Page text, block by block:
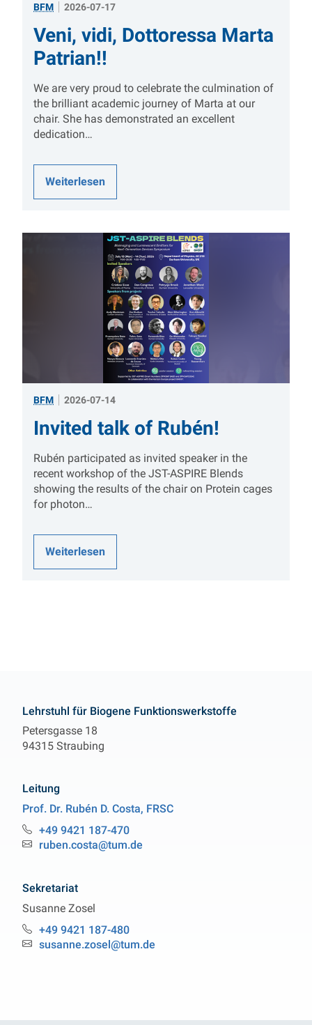
BFM 2026-07-17
Veni, vidi, Dottoressa Marta
Patrian!!
We are very proud to celebrate the culmination of
the brilliant academic journey of Marta at our
chair. She has demonstrated an excellent
dedication…
Weiterlesen
BFM 2026-07-14
Invited talk of Rubén!
Rubén participated as invited speaker in the
recent workshop of the JST-ASPIRE Blends
showing the results of the chair on Protein cages
for photon…
Weiterlesen
Lehrstuhl für Biogene Funktionswerkstoffe
Petersgasse 18
94315 Straubing
Leitung
Prof. Dr. Rubén D. Costa, FRSC
Lehrstuhl für Biogene Funktionswerkstoffe
Telefon:
+49 9421 187-470
Email:ruben.costa@tum.de
Sekretariat
Susanne Zosel
Lehrstuhl für Biogene Funktionswerkstoffe
Telefon:
+49 9421 187-480
Email:susanne.zosel@tum.de